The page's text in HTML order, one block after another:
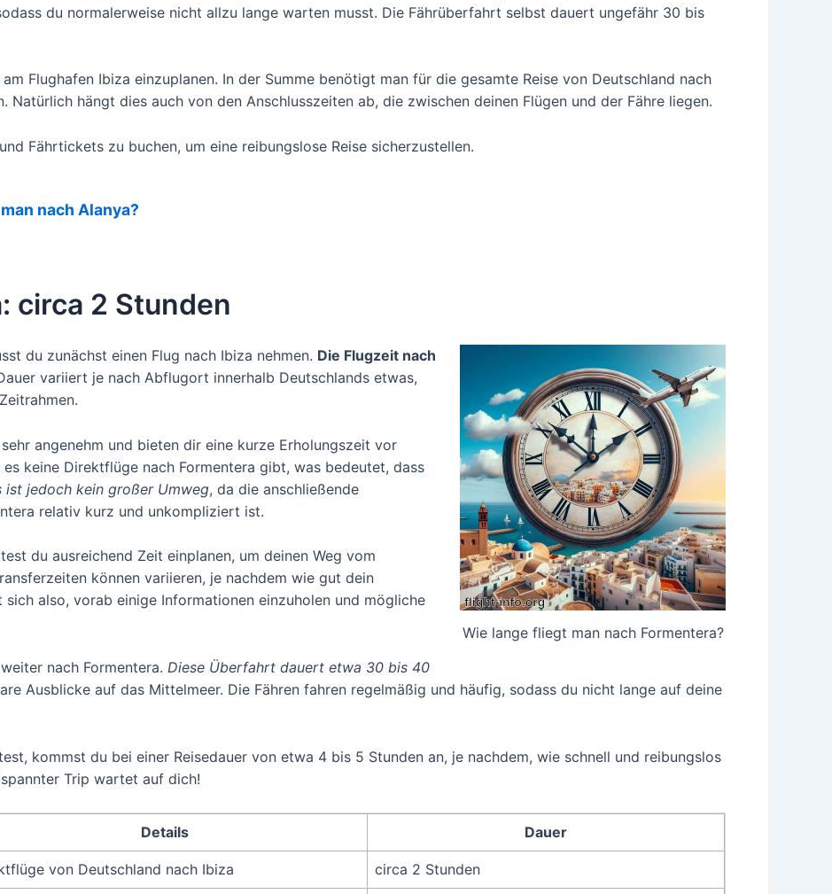
du normalerweise nicht allzu lange warten musst. Die Fährüberfahrt selbst dauert ungefähr 30 bis
Flughafen Ibiza einzuplanen. In der Summe benötigt man für die gesamte Reise von Deutschland nach
Natürlich hängt dies auch von den Anschlusszeiten ab, die zwischen deinen Flügen und der Fähre liegen.
Fährtickets zu buchen, um eine reibungslose Reise sicherzustellen.
nach Alanya?
circa 2 Stunden
Wie lange fliegt man nach Formentera?
du zunächst einen Flug nach Ibiza nehmen. Die Flugzeit nach
variiert je nach Abflugort innerhalb Deutschlands etwas,
angenehm und bieten dir eine kurze Erholungszeit vor
keine Direktflüge nach Formentera gibt, was bedeutet, dass
ist jedoch kein großer Umweg, da die anschließende
relativ kurz und unkompliziert ist.
du ausreichend Zeit einplanen, um deinen Weg vom
können variieren, je nachdem wie gut dein
also, vorab einige Informationen einzuholen und mögliche
nach Formentera. Diese Überfahrt dauert etwa 30 bis 40
Ausblicke auf das Mittelmeer. Die Fähren fahren regelmäßig und häufig, sodass du nicht lange auf deine
kommst du bei einer Reisedauer von etwa 4 bis 5 Stunden an, je nachdem, wie schnell und reibungslos
Trip wartet auf dich!
Details Dauer
von Deutschland nach Ibiza circa 2 Stunden